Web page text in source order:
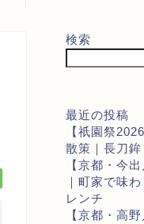
検索
最近の投稿
【祇園祭
散策｜長刀
【京都・今
｜町家で味
レンチ
【京都・高